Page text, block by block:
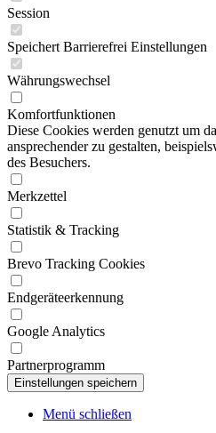
Session
Speichert Barrierefrei Einstellungen
Währungswechsel
Komfortfunktionen
Diese Cookies werden genutzt um
ansprechender zu gestalten,
des Besuchers.
Merkzettel
Statistik & Tracking
Brevo Tracking Cookies
Endgeräteerkennung
Google Analytics
Partnerprogramm
Menü schließen